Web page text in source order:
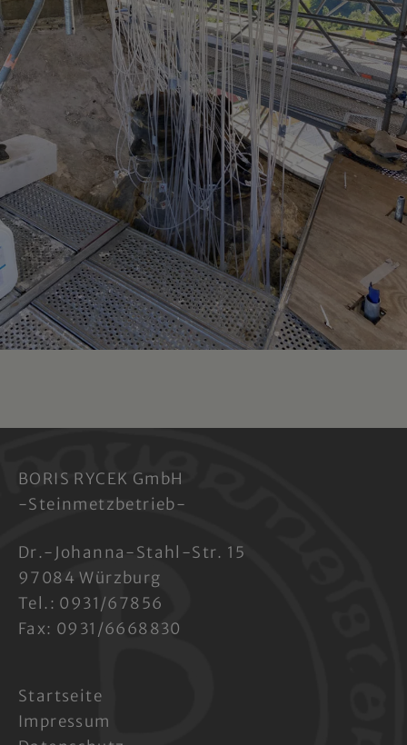
BORIS RYCEK GmbH
-Steinmetzbetrieb-
Dr.-Johanna-Stahl-Str. 15
97084 Würzburg
Tel.: 0931/67856
Fax: 0931/6668830
Startseite
Impressum